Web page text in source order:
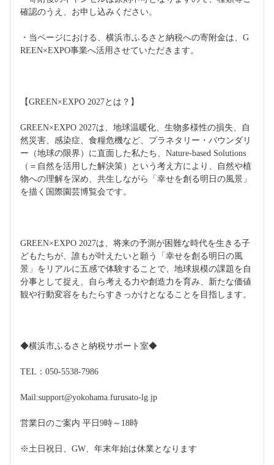
確認のうえ、お申し込みください。
・当ページにおける、横浜市ふるさと納税への寄附金は、G
REEN×EXPO事業へ活用させていただきます。
【GREEN×EXPO 2027とは？】
GREEN×EXPO 2027は、地球温暖化、生物多様性の損失、自
然災害、感染症、食糧危機など、プラネタリー・バウンダリ
ー（地球の限界）に直面した私たち、Nature-based Solutions
（＝自然を活用した解決策）という考え方により、自然や植
物への理解を深め、共生しながら「幸せを創る明日の風景」
を描く国際園芸博覧会です。
GREEN×EXPO 2027は、将来の予測が困難な時代を生きる子
どもたちが、誰もが叶えたいと願う「幸せを創る明日の風
景」をリアルに五感で体験することで、地球規模の課題を自
分事として捉え、自ら考える力や創造力を育み、新たな価値
観や行動変容をもたらすきっかけとなることを目指します。
◆横浜市ふるさと納税サポート室◆
TEL：050-5538-7986
Mail:support@yokohama.furusato-lg.jp
営業日のご案内 平日9時～18時
※土日祝日、GW、年末年始は休業となります